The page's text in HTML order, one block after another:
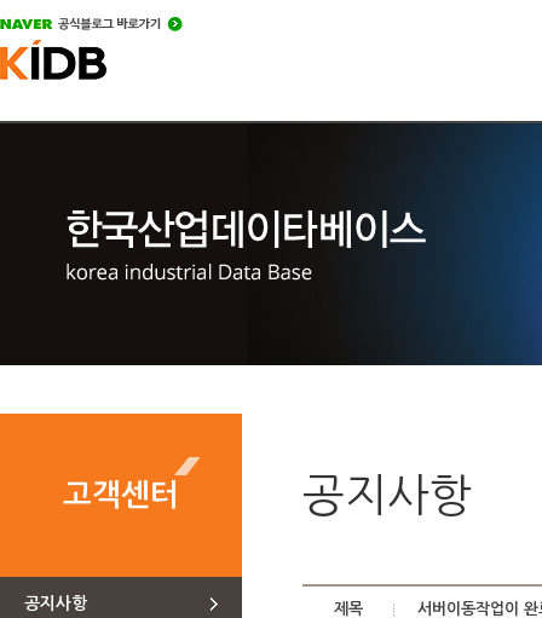
고객센터
공지사항
공지사항
제목 서버이동작업이